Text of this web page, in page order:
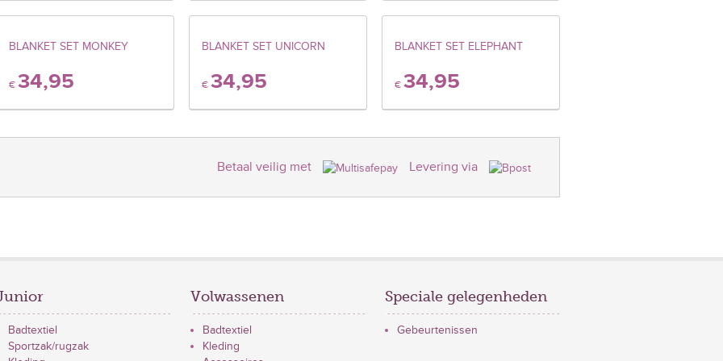
BLANKET SET MONKEY
€34,95
BLANKET SET UNICORN
€34,95
BLANKET SET ELEPHANT
€34,95
Betaal veilig met Levering via
Badtextiel
Sportzak/rugzak
Volwassenen
Badtextiel
Kleding
Speciale gelegenheden
Gebeurtenissen